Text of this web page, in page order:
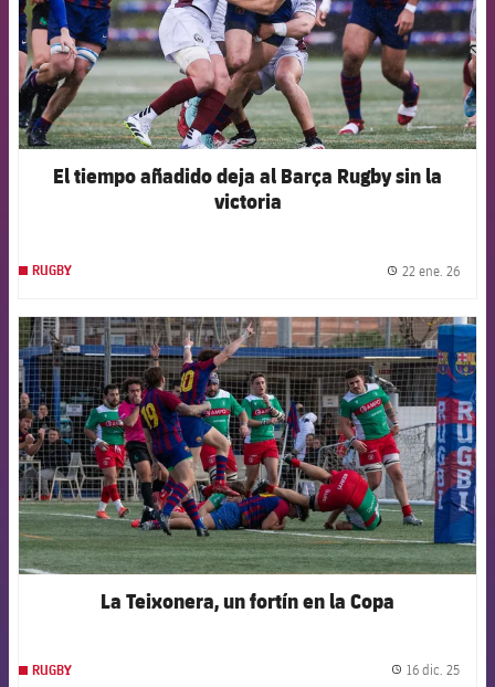
El tiempo añadido deja al Barça Rugby sin la
victoria
RUGBY 22 ene. 26
FCB Barcelona badge
La Teixonera, un fortín en la Copa
RUGBY 16 dic. 25